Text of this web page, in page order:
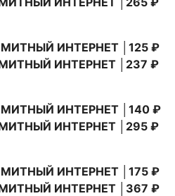
ИНТЕРНЕТ │125 ₽
ИНТЕРНЕТ │237 ₽
ИНТЕРНЕТ │140 ₽
ИНТЕРНЕТ │295 ₽
ИНТЕРНЕТ │175 ₽
ИНТЕРНЕТ │367 ₽